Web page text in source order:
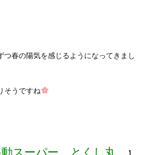
つ春の陽気を感じるようになってきまし
そうですね